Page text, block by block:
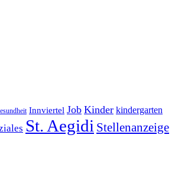
Innviertel Job Kinder kindergarten
St. Aegidi Stellenanzeige